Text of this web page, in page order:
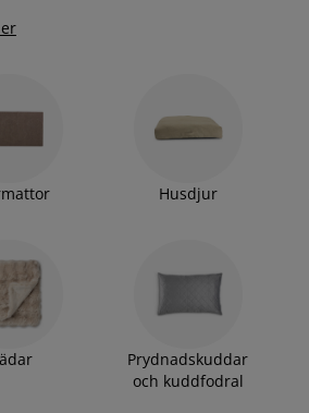
Husdjur
Prydnadskuddar
och kuddfodral